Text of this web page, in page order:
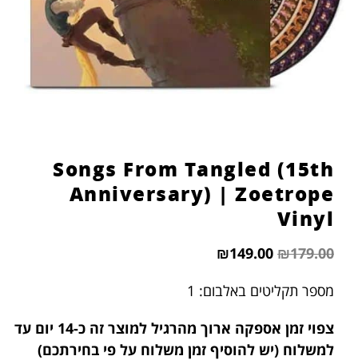
Songs From Tangled (15th
Anniversary) | Zoetrope
Vinyl
₪179.00
₪149.00
מספר תקליטים באלבום: 1
צפוי זמן אספקה ארוך מהרגיל למוצר זה
כ-14 יום עד
למשלוח (יש להוסיף זמן משלוח על פי בחירתכם)